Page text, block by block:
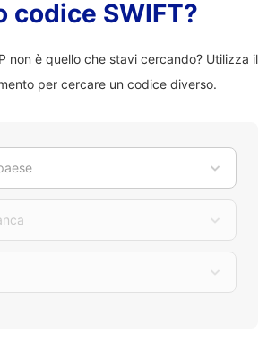
codice SWIFT?
non è quello che stavi cercando? Utilizza il
per cercare un codice diverso.